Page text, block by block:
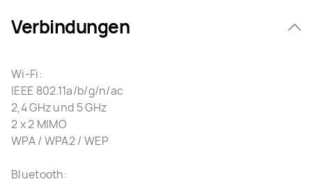
Verbindungen
Wi-Fi:
IEEE 802.11a/b/g/n/ac
2,4 GHz und 5 GHz
2 x 2 MIMO
WPA / WPA2 / WEP
Bluetooth: